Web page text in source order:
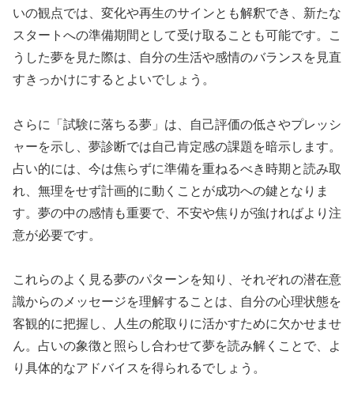
いの観点では、変化や再生のサインとも解釈でき、新たな
スタートへの準備期間として受け取ることも可能です。こ
うした夢を見た際は、自分の生活や感情のバランスを見直
すきっかけにするとよいでしょう。
さらに「試験に落ちる夢」は、自己評価の低さやプレッシ
ャーを示し、夢診断では自己肯定感の課題を暗示します。
占い的には、今は焦らずに準備を重ねるべき時期と読み取
れ、無理をせず計画的に動くことが成功への鍵となりま
す。夢の中の感情も重要で、不安や焦りが強ければより注
意が必要です。
これらのよく見る夢のパターンを知り、それぞれの潜在意
識からのメッセージを理解することは、自分の心理状態を
客観的に把握し、人生の舵取りに活かすために欠かせませ
ん。占いの象徴と照らし合わせて夢を読み解くことで、よ
り具体的なアドバイスを得られるでしょう。